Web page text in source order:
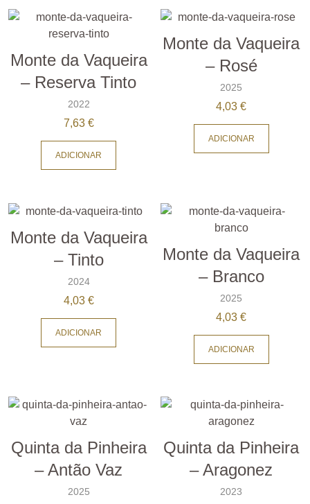
Monte da Vaqueira
– Reserva Tinto
2022
7,63 €
ADICIONAR
Monte da Vaqueira
– Rosé
2025
4,03€
ADICIONAR
Monte da Vaqueira
– Tinto
2024
4,03 €
ADICIONAR
Monte da Vaqueira
– Branco
2025
4,03€
ADICIONAR
Quinta da Pinheira
– Antão Vaz
2025
Quinta da Pinheira
– Aragonez
2023